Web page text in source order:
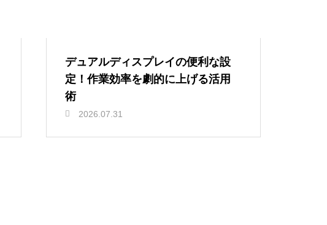
デュアルディスプレイの便利な設
定！作業効率を劇的に上げる活用
術
2026.07.31